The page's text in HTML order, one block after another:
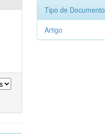
Tipo de Documento
Artigo